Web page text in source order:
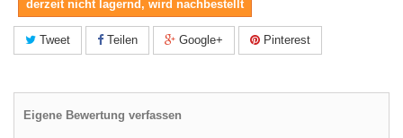
derzeit nicht lagernd, wird nachbestellt
Tweet Teilen Google+ Pinterest
Eigene Bewertung verfassen